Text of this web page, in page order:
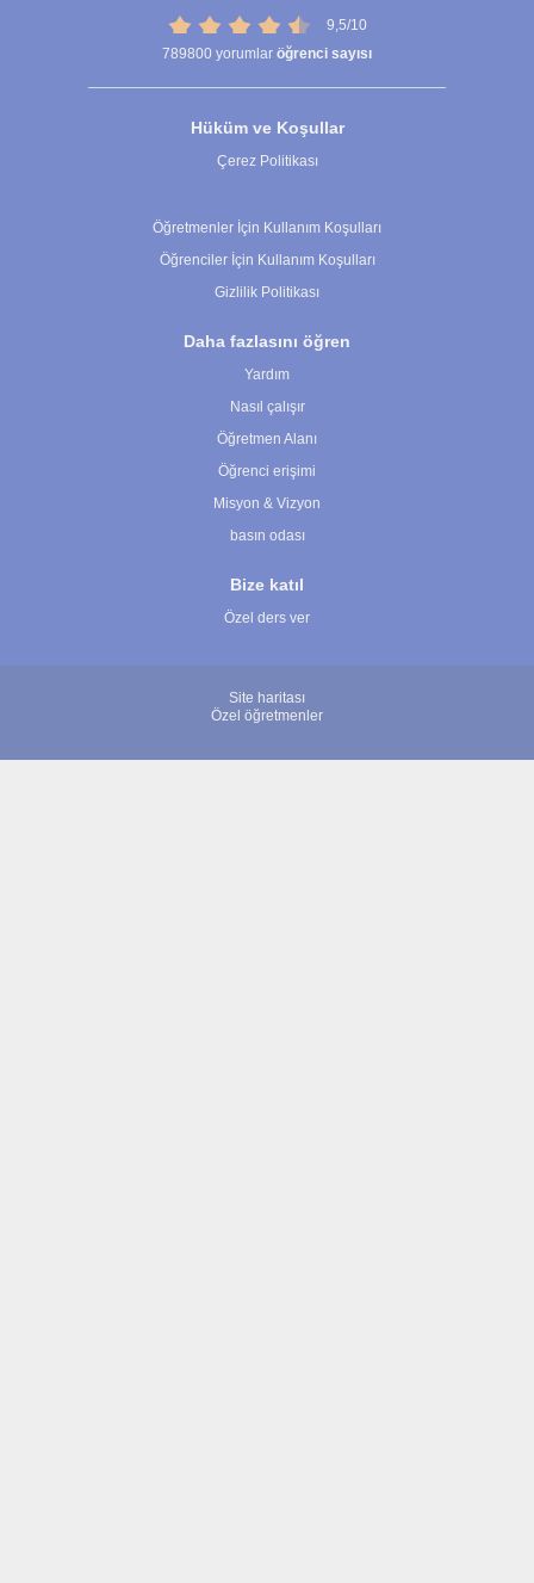
9,5/10
789800 yorumlar öğrenci sayısı
Hüküm ve Koşullar
Çerez Politikası
Öğretmenler İçin Kullanım Koşulları
Öğrenciler İçin Kullanım Koşulları
Gizlilik Politikası
Daha fazlasını öğren
Yardım
Nasıl çalışır
Öğretmen Alanı
Öğrenci erişimi
Misyon & Vizyon
basın odası
Bize katıl
Özel ders ver
Site haritası
Özel öğretmenler